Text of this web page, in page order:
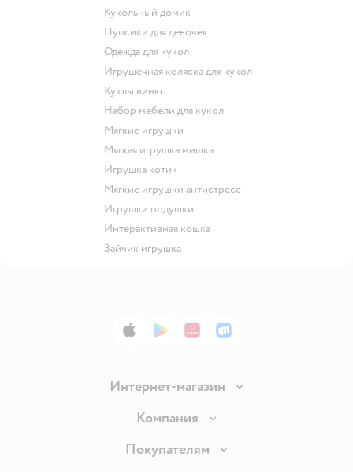
Кукольный домик
Пупсики для девочек
Одежда для кукол
Игрушечная коляска для кукол
Куклы винкс
Набор мебели для кукол
Мягкие игрушки
Мягкая игрушка мишка
Игрушка котик
Мягкие игрушки антистресс
Игрушки подушки
Интерактивная кошка
Зайчик игрушка
App StoreGoogle Play
AppGallery
RuStore
Интернет-магазин
Доставка и оплата
Правила продажи
Компания
Вакансии
Покупателям